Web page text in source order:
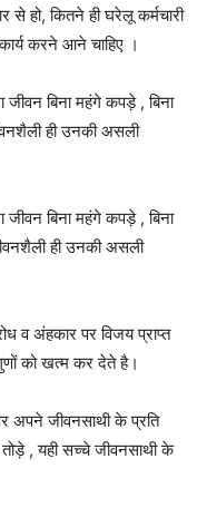
से हो, कितने ही घरेलू कर्मचारी
करने आने चाहिए ।
जीवन बिना महंगे कपड़े , बिना
ही उनकी असली
जीवन बिना महंगे कपड़े , बिना
ही उनकी असली
व अंहकार पर विजय प्राप्त
को खत्म कर देते है।
अपने जीवनसाथी के प्रति
, यही सच्चे जीवनसाथी के